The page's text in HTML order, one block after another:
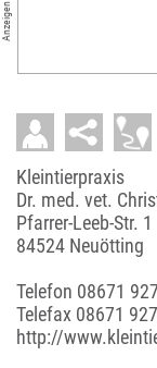
Anzeigen
Kleintierpraxis
Dr. med. vet.
Pfarrer-Leeb-Str. 1
84524 Neuötting
Telefon 08671
Telefax 08671
http://